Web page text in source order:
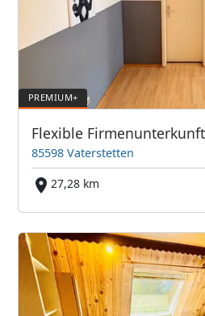
85598 Vaterstetten
27,28 km